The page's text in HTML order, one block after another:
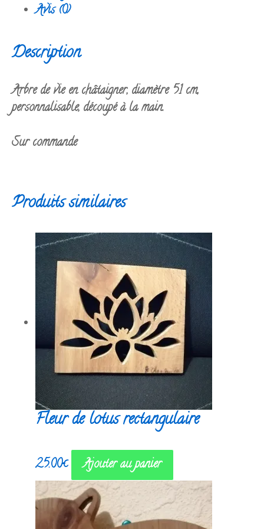
vert
Avis (0)
Description
Arbre de vie en châtaigner, diamètre 51 cm,
personnalisable, découpé à la main.
Sur commande
Produits similaires
Fleur de lotus rectangulaire
25.00€ Ajouter au panier